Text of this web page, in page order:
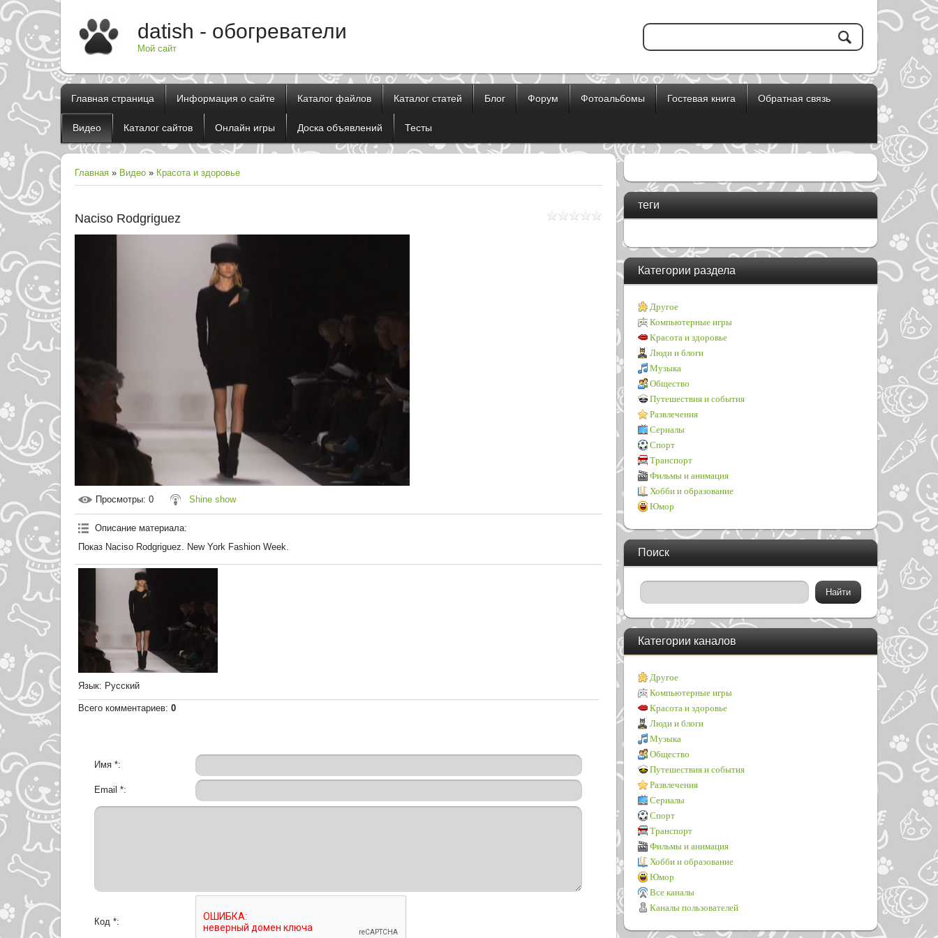
datish - обогреватели
Мой сайт
Главная страница Информация о сайте Каталог файлов Каталог статей Блог Форум Фотоальбомы Гостевая книга Обратная связь
Видео Каталог сайтов Онлайн игры Доска объявлений Тесты
Главная » Видео » Красота и здоровье
Naciso Rodgriguez
Просмотры: 0 Shine show
Описание материала:
Показ Naciso Rodgriguez. New York Fashion Week.
Язык: Русский
Всего комментариев: 0
Имя *:
Email *:
Код *:
теги
Категории раздела
Другое
Компьютерные игры
Красота и здоровье
Люди и блоги
Музыка
Общество
Путешествия и события
Развлечения
Сериалы
Спорт
Транспорт
Фильмы и анимация
Хобби и образование
Юмор
Поиск
Категории каналов
Другое
Компьютерные игры
Красота и здоровье
Люди и блоги
Музыка
Общество
Путешествия и события
Развлечения
Сериалы
Спорт
Транспорт
Фильмы и анимация
Хобби и образование
Юмор
Все каналы
Каналы пользователей